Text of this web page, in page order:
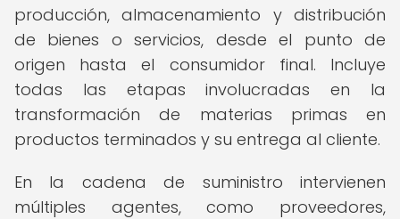
producción, almacenamiento y distribución
de bienes o servicios, desde el punto de
origen hasta el consumidor final. Incluye
todas las etapas involucradas en la
transformación de materias primas en
productos terminados y su entrega al cliente.
En la cadena de suministro intervienen
múltiples agentes, como proveedores,